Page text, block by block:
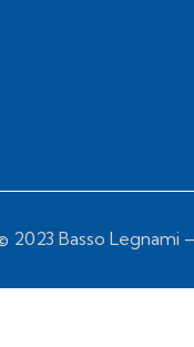
2023 Basso Legnami